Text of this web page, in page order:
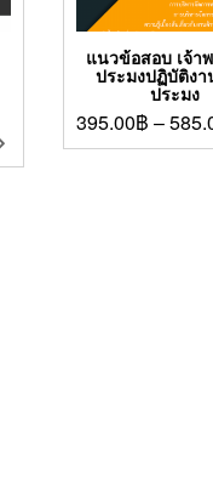
แนวข้อสอบ เจ้า
ประมงปฏิบัติงา
ประมง
395.00฿ –